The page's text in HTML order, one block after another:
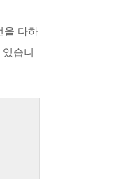
을 다하
습니